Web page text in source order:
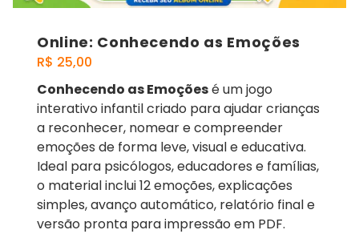
Online: Conhecendo as Emoções
R$ 25,00
Conhecendo as Emoçõesé um jogo
interativo infantil criado para ajudar crianças
a reconhecer, nomear e compreender
emoções de forma leve, visual e educativa.
Ideal para psicólogos, educadores e famílias,
o material inclui 12 emoções, explicações
simples, avanço automático, relatório final e
versão pronta para impressão em PDF.